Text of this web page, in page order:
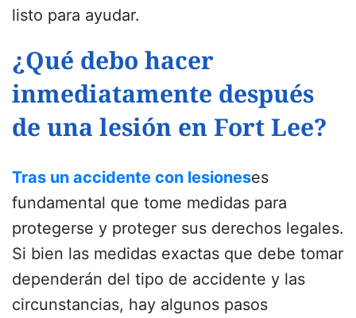
listo para ayudar.
¿Qué debo hacer
inmediatamente después
de una lesión en Fort Lee?
Tras un accidente con lesioneses
fundamental que tome medidas para
protegerse y proteger sus derechos legales.
Si bien las medidas exactas que debe tomar
dependerán del tipo de accidente y las
circunstancias, hay algunos pasos